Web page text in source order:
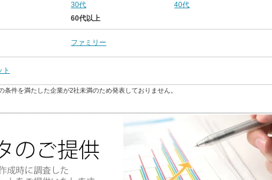
30代
40代
60代以上
ファミリー
ト
件を満たした企業が2社未満のため発表しておりません。